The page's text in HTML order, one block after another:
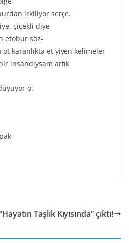
irkiliyor serçe.
çiçekli diye
etobur söz-
ot karanlıkta et yiyen kelimeler
insandıysam artık
o.
Taşlık Kıyısında” çıktı!